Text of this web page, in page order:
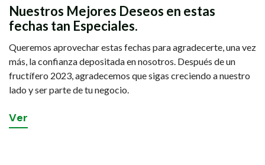
Nuestros Mejores Deseos en estas
fechas tan Especiales.
Queremos aprovechar estas fechas para agradecerte, una vez
más, la confianza depositada en nosotros. Después de un
fructífero 2023, agradecemos que sigas creciendo a nuestro
lado y ser parte de tu negocio.
Ver